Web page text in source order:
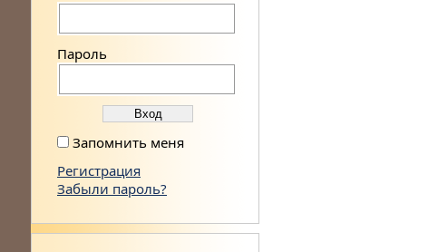
Пароль
Запомнить меня
Регистрация
Забыли пароль?